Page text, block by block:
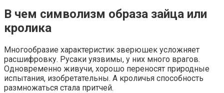
В чем символизм образа зайца или
кролика
Многообразие характеристик зверюшек усложняет
расшифровку. Русаки уязвимы, у них много врагов.
Одновременно живучи, хорошо переносят природные
испытания, изобретательны. А кроличья способность
размножаться стала притчей.